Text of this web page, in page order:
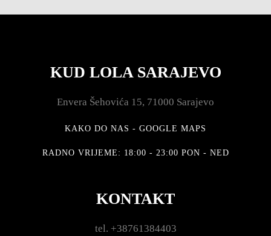
KUD LOLA SARAJEVO
Envera Šehovića 15, 71000 Sarajevo
KAKO DO NAS - GOOGLE MAPS
RADNO VRIJEME: 18:00 - 23:00 PON - NED
KONTAKT
tel. +38761384403